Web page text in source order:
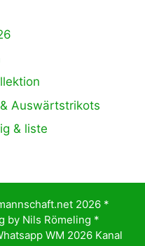
Auswärtstrikots
& liste
2026 *
by Nils Römeling *
WM 2026 Kanal